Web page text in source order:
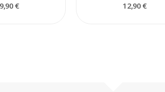
€ 12,90 €